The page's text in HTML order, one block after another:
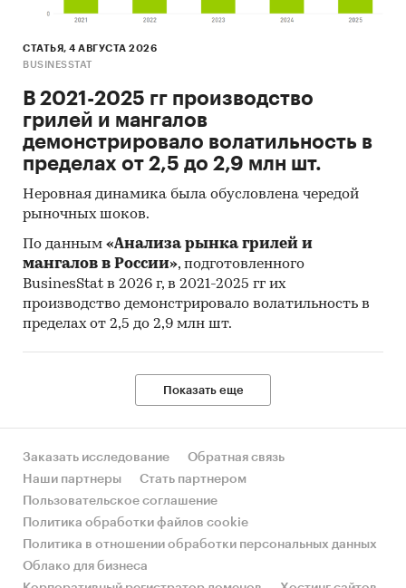
СТАТЬЯ, 4 АВГУСТА 2026
BUSINESSTAT
В 2021-2025 гг производство
грилей и мангалов
демонстрировало волатильность в
пределах от 2,5 до 2,9 млн шт.
Неровная динамика была обусловлена чередой
рыночных шоков.
По данным «Анализа рынка грилей и
мангалов в России», подготовленного
BusinesStat в 2026 г, в 2021-2025 гг их
производство демонстрировало волатильность в
пределах от 2,5 до 2,9 млн шт.
Показать еще
Заказать исследование
Обратная связь
Наши партнеры
Стать партнером
Пользовательское соглашение
Политика обработки файлов cookie
Политика в отношении обработки персональных данных
Облако для бизнеса